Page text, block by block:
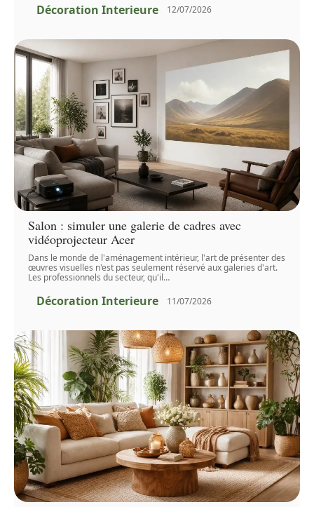
Décoration Interieure 12/07/2026
Salon : simuler une galerie de cadres avec
vidéoprojecteur Acer
Dans le monde de l'aménagement intérieur, l'art de présenter des
œuvres visuelles n'est pas seulement réservé aux galeries d'art.
Les professionnels du secteur, qu'il…
Décoration Interieure 11/07/2026